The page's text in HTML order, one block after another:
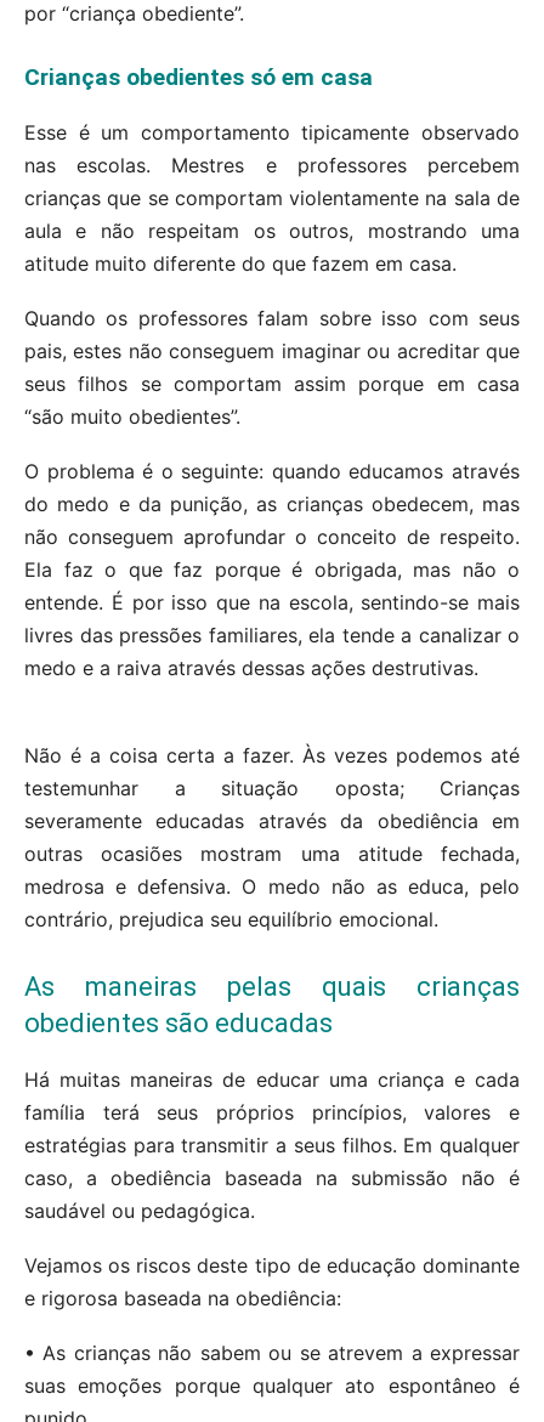
por “criança obediente”.
Crianças obedientes só em casa
Esse é um comportamento tipicamente observado
nas escolas. Mestres e professores percebem
crianças que se comportam violentamente na sala de
aula e não respeitam os outros, mostrando uma
atitude muito diferente do que fazem em casa.
Quando os professores falam sobre isso com seus
pais, estes não conseguem imaginar ou acreditar que
seus filhos se comportam assim porque em casa
“são muito obedientes”.
O problema é o seguinte: quando educamos através
do medo e da punição, as crianças obedecem, mas
não conseguem aprofundar o conceito de respeito.
Ela faz o que faz porque é obrigada, mas não o
entende. É por isso que na escola, sentindo-se mais
livres das pressões familiares, ela tende a canalizar o
medo e a raiva através dessas ações destrutivas.
Não é a coisa certa a fazer. Às vezes podemos até
testemunhar a situação oposta; Crianças
severamente educadas através da obediência em
outras ocasiões mostram uma atitude fechada,
medrosa e defensiva. O medo não as educa, pelo
contrário, prejudica seu equilíbrio emocional.
As maneiras pelas quais crianças
obedientes são educadas
Há muitas maneiras de educar uma criança e cada
família terá seus próprios princípios, valores e
estratégias para transmitir a seus filhos. Em qualquer
caso, a obediência baseada na submissão não é
saudável ou pedagógica.
Vejamos os riscos deste tipo de educação dominante
e rigorosa baseada na obediência:
• As crianças não sabem ou se atrevem a expressar
suas emoções porque qualquer ato espontâneo é